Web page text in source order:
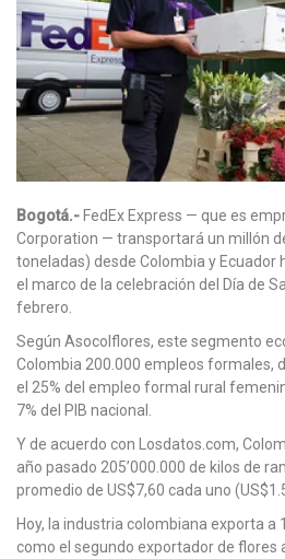
Bogotá.-FedEx Express — que es
Corporation — transportará un millón
toneladas) desde Colombia y Ecuador
el marco de la celebración del Día de
febrero.
Según Asocolflores, este segmento
Colombia 200.000 empleos formales,
el 25% del empleo formal rural
7% del PIB nacional.
Y de acuerdo con Losdatos.com,
año pasado 205’000.000 de kilos de
promedio de US$7,60 cada uno
Hoy, la industria colombiana exporta a
como el segundo exportador de flores